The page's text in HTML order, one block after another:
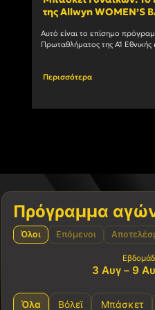
της Allwyn WOMEN’S
Αυτό είναι το επίσημο
Πρωταθλήματος της Α1
Περισσότερα
Πρόγραμμα
Όλοι Επόμενοι
3 Αυγ – 9
Όλα Βόλεϊ Μπάσκετ